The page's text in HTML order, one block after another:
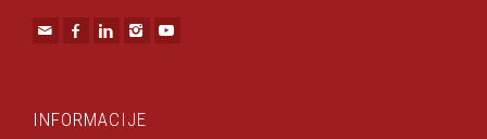
INFORMACIJE